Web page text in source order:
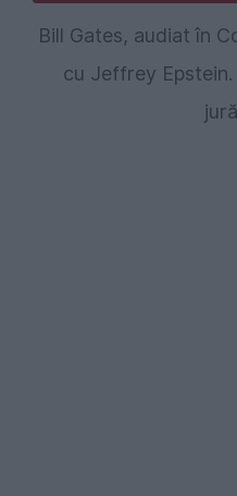
Bill Gates, audiat în
cu Jeffrey